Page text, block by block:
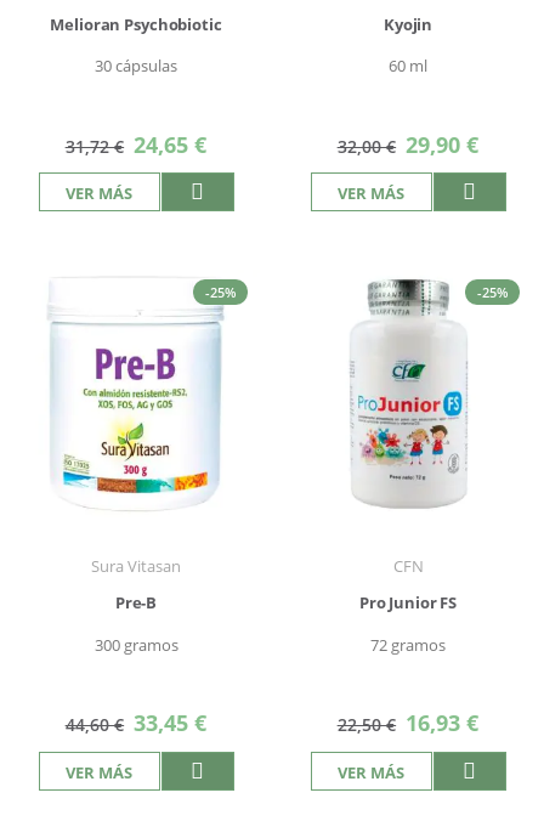
Melioran Psychobiotic
30 cápsulas
31,72 € Precio
especial
24,65 €
VER MÁS
Kyojin
60 ml
32,00 € Precio
especial
29,90 €
VER MÁS
-25%
Sura Vitasan
Pre-B
300 gramos
44,60 € Precio
especial
33,45 €
VER MÁS
-25%
CFN
Pro Junior FS
72 gramos
22,50 € Precio
especial
16,93 €
VER MÁS